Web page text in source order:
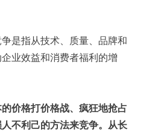
是指从技术、质量、品牌和
业效益和消费者福利的增
价格打价格战、疯狂地抢占
不利己的方法来竞争。从长